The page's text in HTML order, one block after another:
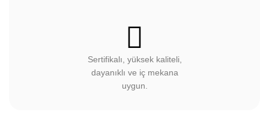
Sertifikalı, yüksek kaliteli,
dayanıklı ve iç mekana
uygun.